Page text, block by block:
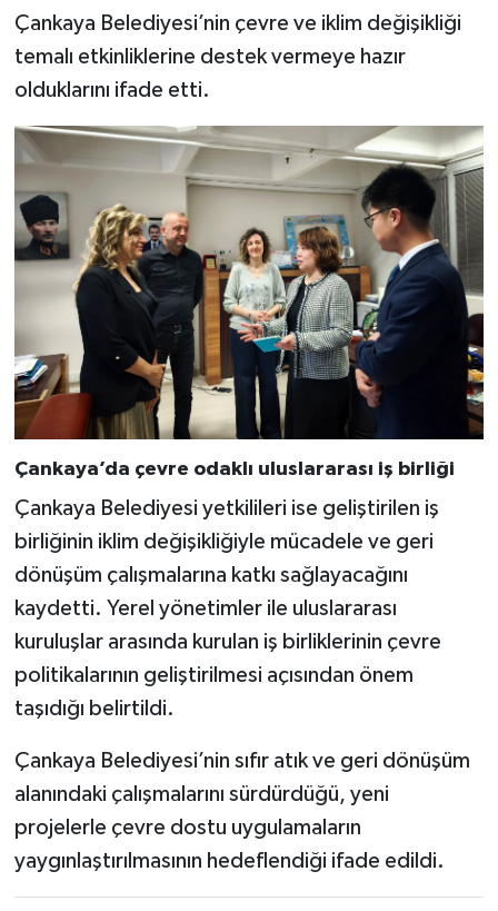
Çankaya Belediyesi’nin çevre ve iklim değişikliği
temalı etkinliklerine destek vermeye hazır
olduklarını ifade etti.
Çankaya’da çevre odaklı uluslararası iş birliği
Çankaya Belediyesi yetkilileri ise geliştirilen iş
birliğinin iklim değişikliğiyle mücadele ve geri
dönüşüm çalışmalarına katkı sağlayacağını
kaydetti. Yerel yönetimler ile uluslararası
kuruluşlar arasında kurulan iş birliklerinin çevre
politikalarının geliştirilmesi açısından önem
taşıdığı belirtildi.
Çankaya Belediyesi’nin sıfır atık ve geri dönüşüm
alanındaki çalışmalarını sürdürdüğü, yeni
projelerle çevre dostu uygulamaların
yaygınlaştırılmasının hedeflendiği ifade edildi.